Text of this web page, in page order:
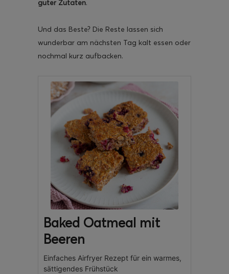
guter Zutaten.
Und das Beste? Die Reste lassen sich
wunderbar am nächsten Tag kalt essen oder
nochmal kurz aufbacken.
Baked Oatmeal mit
Beeren
Einfaches Airfryer Rezept für ein warmes,
sättigendes Frühstück